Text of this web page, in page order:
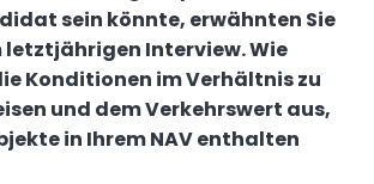
sein könnte, erwähnten Sie
letztjährigen Interview. Wie
Konditionen im Verhältnis zu
und dem Verkehrswert aus,
in Ihrem NAV enthalten